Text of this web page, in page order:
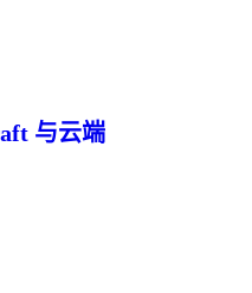
与云端